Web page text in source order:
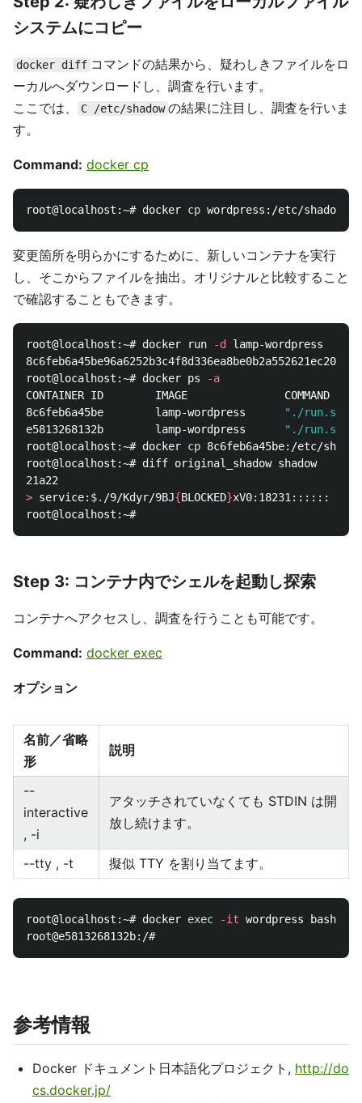
システムにコピー
docker diff コマンドの結果から、疑わしきファイルをロ
ーカルへダウンロードし、調査を行います。
ここでは、
C /etc/shadow の結果に注目し、調査を行いま
す。
Command: docker cp
root@localhost:~# docker cp wordpress:/etc/shadow
変更箇所を明らかにするために、新しいコンテナを実行
し、そこからファイルを抽出。オリジナルと比較すること
で確認することもできます。
root@localhost:~# docker run -d
lamp-wordpress
root@localhost:~# docker ps
-a
CONTAINER ID        IMAGE
8c6feb6a45be        lamp-wordpress
"./run.sh"
e5813268132b        lamp-wordpress
"./run.sh"
root@localhost:~# docker cp 8c6feb6a45be:/etc/
root@localhost:~# diff original_shadow shadow
> service: $. /9/Kdyr/9BJ{BLOCKED}xV0:18231::::::
Step 3: コンテナ内でシェルを起動し探索
コンテナへアクセスし、調査を行うことも可能です。
Command: docker exec
オプション
名前／省略
形
説明
--
interactive
, -i
アタッチされていなくても STDIN は開
放し続けます。
--tty , -t 擬似 TTY を割り当てます。
root@localhost:~# docker exec -it wordpress bash
参考情報
Docker ドキュメント日本語化プロジェクト, http://do
cs.docker.jp/